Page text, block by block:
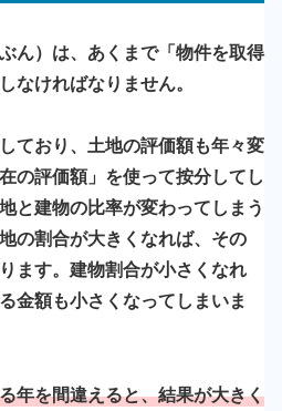
ん）は、あくまで「物件を取得
なければなりません。
ており、土地の評価額も年々変
の評価額」を使って按分してし
と建物の比率が変わってしまう
の割合が大きくなれば、その
ます。建物割合が小さくなれ
金額も小さくなってしまいま
年を間違えると、結果が大きく